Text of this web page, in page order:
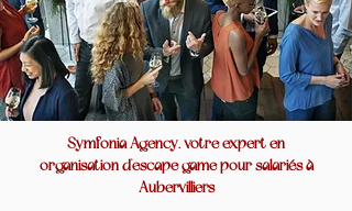
Symfonia Agency, votre expert en
organisation d'escape game pour salariés à
Aubervilliers